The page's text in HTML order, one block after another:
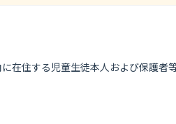
在住する児童生徒本人および保護者